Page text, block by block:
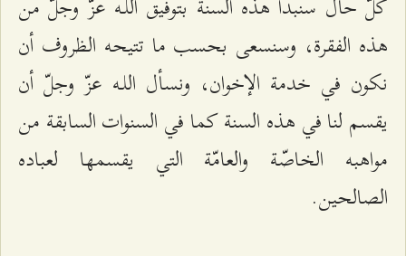
هذه الفقرة، وسنسعى بحسب ما تتيحه الظروف أن
نكون في خدمة الإخوان، ونسأل اللـه عزّ وجلّ أن
يقسم لنا في هذه السنة كما في السنوات السابقة من
مواهبه الخاصّة والعامّة التي يقسمها لعباده
الصالحين.